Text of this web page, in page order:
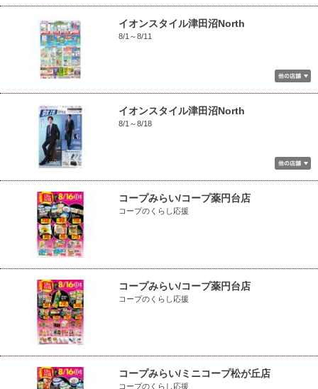
イオンスタイル津田沼North
8/1～8/11
イオンスタイル津田沼North
8/1～8/18
コープみらい/コープ薬円台店
コープのくらし応援
コープみらい/コープ薬円台店
コープのくらし応援
コープみらい/ミニコープ松が丘店
コープのくらし応援